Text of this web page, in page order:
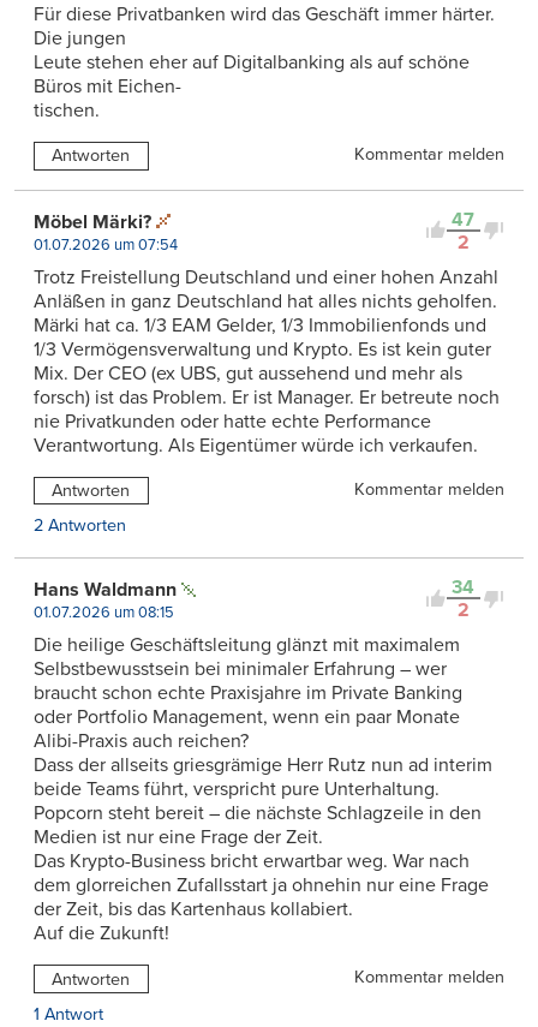
Für diese Privatbanken wird das Geschäft immer härter.
Die jungen
Leute stehen eher auf Digitalbanking als auf schöne
Büros mit Eichen-
tischen.
Antworten Kommentar melden
47
2
Möbel Märki?
01.07.2026 um 07:54
Trotz Freistellung Deutschland und einer hohen Anzahl
Anläßen in ganz Deutschland hat alles nichts geholfen.
Märki hat ca. 1/3 EAM Gelder, 1/3 Immobilienfonds und
1/3 Vermögensverwaltung und Krypto. Es ist kein guter
Mix. Der CEO (ex UBS, gut aussehend und mehr als
forsch) ist das Problem. Er ist Manager. Er betreute noch
nie Privatkunden oder hatte echte Performance
Verantwortung. Als Eigentümer würde ich verkaufen.
Antworten
Kommentar melden
2 Antworten
34
2
Hans Waldmann
01.07.2026 um 08:15
Die heilige Geschäftsleitung glänzt mit maximalem
Selbstbewusstsein bei minimaler Erfahrung – wer
braucht schon echte Praxisjahre im Private Banking
oder Portfolio Management, wenn ein paar Monate
Alibi-Praxis auch reichen?
Dass der allseits griesgrämige Herr Rutz nun ad interim
beide Teams führt, verspricht pure Unterhaltung.
Popcorn steht bereit – die nächste Schlagzeile in den
Medien ist nur eine Frage der Zeit.
Das Krypto-Business bricht erwartbar weg. War nach
dem glorreichen Zufallsstart ja ohnehin nur eine Frage
der Zeit, bis das Kartenhaus kollabiert.
Auf die Zukunft!
Antworten
Kommentar melden
1 Antwort